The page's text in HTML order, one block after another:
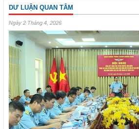
DƯ LUẬN QUAN TÂM
Ngày 2 Tháng 4, 2026